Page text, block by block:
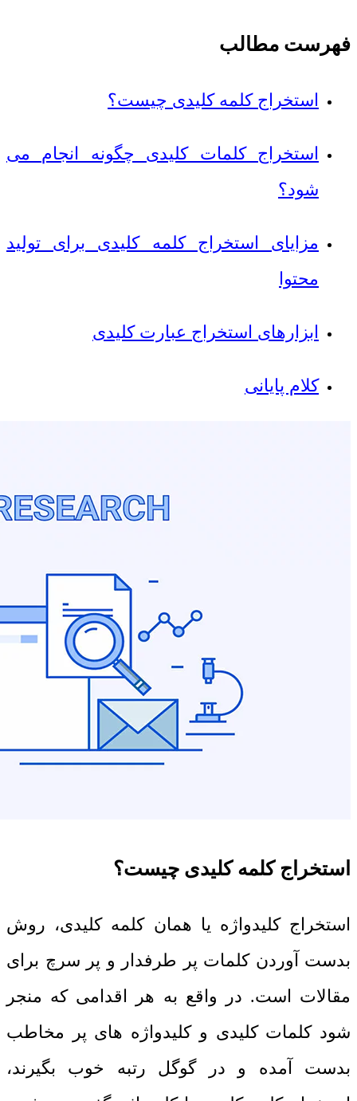
فهرست مطالب
استخراج کلمه کلیدی چیست؟
استخراج کلمات کلیدی چگونه انجام می
شود؟
مزایای استخراج کلمه کلیدی برای تولید
محتوا
ابزارهای استخراج عبارت کلیدی
کلام پایانی
استخراج کلمه کلیدی چیست؟
استخراج کلیدواژه یا همان کلمه کلیدی، روش
بدست آوردن کلمات پر طرفدار و پر سرچ برای
مقالات است. در واقع به هر اقدامی که منجر
شود کلمات کلیدی و کلیدواژه های پر مخاطب
بدست آمده و در گوگل رتبه خوب بگیرند،